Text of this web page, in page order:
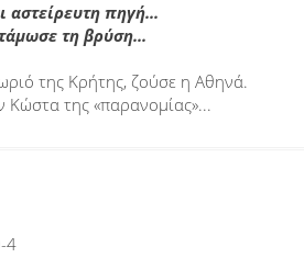
αστείρευτη πηγή...
τη βρύση...
της Κρήτης, ζούσε η Αθηνά.
Κώστα της «παρανομίας»...
4